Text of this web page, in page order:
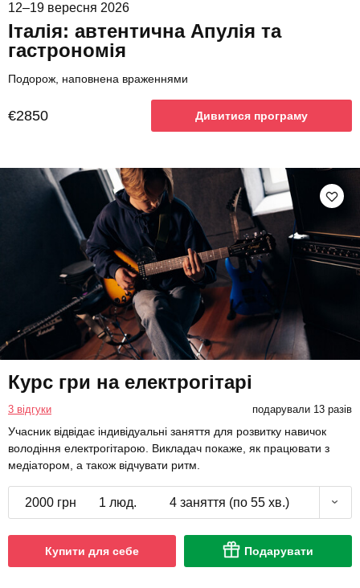
12–19 вересня 2026
Італія: автентична Апулія та
гастрономія
Подорож, наповнена враженнями
€2850 Дивитися програму
Курс гри на електрогітарі
3 відгуки подарували 13 разів
Учасник відвідає індивідуальні заняття для розвитку навичок
володіння електрогітарою. Викладач покаже, як працювати з
медіатором, а також відчувати ритм.
2000 грн 1 люд. 4 заняття (по 55 хв.)
Купити для себе Подарувати